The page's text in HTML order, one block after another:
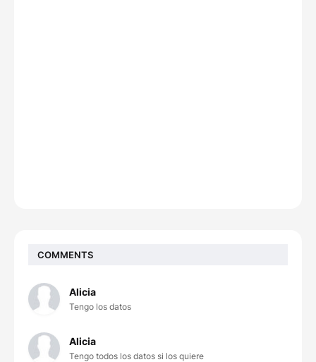
COMMENTS
Alicia
Tengo los datos
Alicia
Tengo todos los datos si los quiere